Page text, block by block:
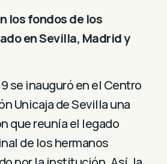
los fondos de los
en Sevilla, Madrid y
se inauguró en el Centro
Unicaja de Sevilla una
que reunía el legado
de los hermanos